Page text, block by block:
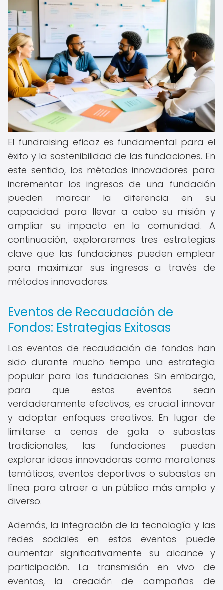
El fundraising eficaz es fundamental para el
éxito y la sostenibilidad de las fundaciones. En
este sentido, los métodos innovadores para
incrementar los ingresos de una fundación
pueden marcar la diferencia en su
capacidad para llevar a cabo su misión y
ampliar su impacto en la comunidad. A
continuación, exploraremos tres estrategias
clave que las fundaciones pueden emplear
para maximizar sus ingresos a través de
métodos innovadores.
Eventos de Recaudación de
Fondos: Estrategias Exitosas
Los eventos de recaudación de fondos han
sido durante mucho tiempo una estrategia
popular para las fundaciones. Sin embargo,
para que estos eventos sean
verdaderamente efectivos, es crucial innovar
y adoptar enfoques creativos. En lugar de
limitarse a cenas de gala o subastas
tradicionales, las fundaciones pueden
explorar ideas innovadoras como maratones
temáticos, eventos deportivos o subastas en
línea para atraer a un público más amplio y
diverso.
Además, la integración de la tecnología y las
redes sociales en estos eventos puede
aumentar significativamente su alcance y
participación. La transmisión en vivo de
eventos, la creación de campañas de